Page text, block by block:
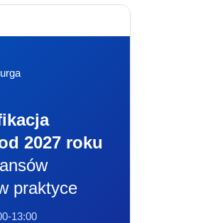
2027 roku
praktyce
13:00